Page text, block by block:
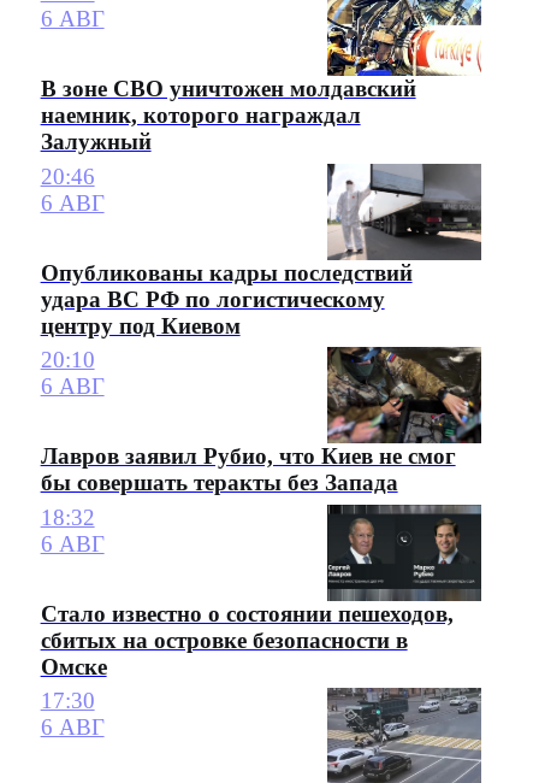
6 АВГ
В зоне СВО уничтожен молдавский
наемник, которого награждал
Залужный
20:46
6 АВГ
Опубликованы кадры последствий
удара ВС РФ по логистическому
центру под Киевом
20:10
6 АВГ
Лавров заявил Рубио, что Киев не смог
бы совершать теракты без Запада
18:32
6 АВГ
Стало известно о состоянии пешеходов,
сбитых на островке безопасности в
Омске
17:30
6 АВГ